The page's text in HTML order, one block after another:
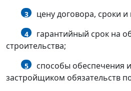
3 цену договора, сроки
4
гарантийный срок на
строительства;
5
способы обеспечения
застройщиком обязательств